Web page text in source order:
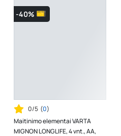
-40%
0/5 (0)
Maitinimo elementai VARTA
MIGNON LONGLIFE, 4 vnt., AA,